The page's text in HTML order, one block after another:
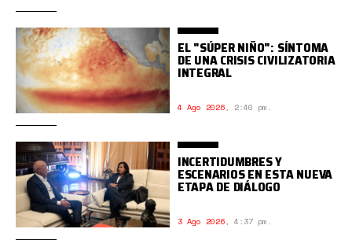
EL "SÚPER NIÑO": SÍNTOMA
DE UNA CRISIS CIVILIZATORIA
INTEGRAL
4 Ago 2026, 2:40 pm.
INCERTIDUMBRES Y
ESCENARIOS EN ESTA NUEVA
ETAPA DE DIÁLOGO
3 Ago 2026, 4:37 pm.